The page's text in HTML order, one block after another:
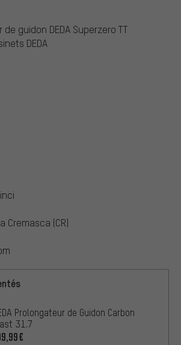
guidon DEDA Superzero TT
DEDA
Cremasca (CR)
Prolongateur de Guidon Carbon
31.7